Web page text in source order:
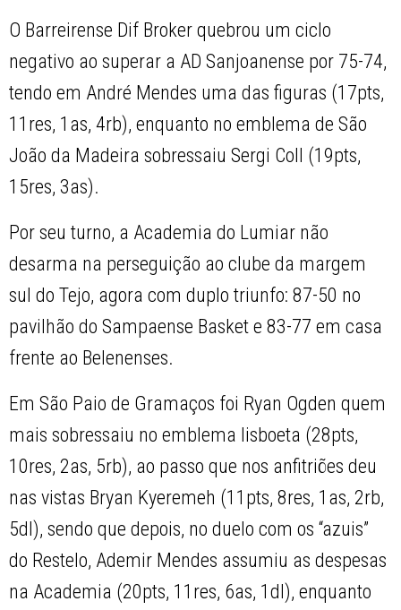
O Barreirense Dif Broker quebrou um ciclo
negativo ao superar a AD Sanjoanense por 75-74,
tendo em André Mendes uma das figuras (17pts,
11res, 1as, 4rb), enquanto no emblema de São
João da Madeira sobressaiu Sergi Coll (19pts,
15res, 3as).
Por seu turno, a Academia do Lumiar não
desarma na perseguição ao clube da margem
sul do Tejo, agora com duplo triunfo: 87-50 no
pavilhão do Sampaense Basket e 83-77 em casa
frente ao Belenenses.
Em São Paio de Gramaços foi Ryan Ogden quem
mais sobressaiu no emblema lisboeta (28pts,
10res, 2as, 5rb), ao passo que nos anfitriões deu
nas vistas Bryan Kyeremeh (11pts, 8res, 1as, 2rb,
5dl), sendo que depois, no duelo com os “azuis”
do Restelo, Ademir Mendes assumiu as despesas
na Academia (20pts, 11res, 6as, 1dl), enquanto